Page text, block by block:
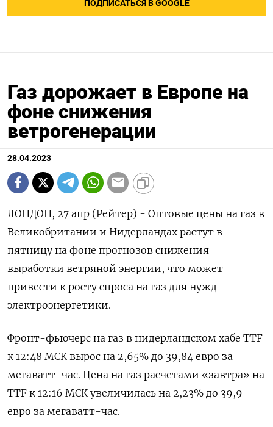
ПОДПИСАТЬСЯ В GOOGLE
Газ дорожает в Европе на
фоне снижения
ветрогенерации
28.04.2023
ЛОНДОН, 27 апр (Рейтер) - Оптовые цены на газ в
Великобритании и Нидерландах растут в
пятницу на фоне прогнозов снижения
выработки ветряной энергии, что может
привести к росту спроса на газ для нужд
электроэнергетики.
Фронт-фьючерс на газ в нидерландском хабе TTF
к 12:48 МСК вырос на 2,65% до 39,84 евро за
мегаватт-час. Цена на газ расчетами «завтра» на
TTF к 12:16 МСК увеличилась на 2,23% до 39,9
евро за мегаватт-час.